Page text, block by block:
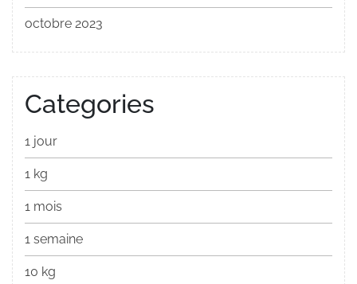
octobre 2023
Categories
1 jour
1 kg
1 mois
1 semaine
10 kg